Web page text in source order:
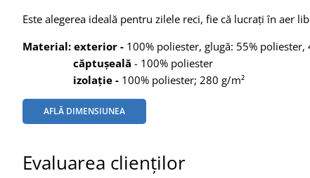
Este alegerea ideală pentru zilele reci, fie că lucrați în aer
Material: exterior - 100% poliester, glugă: 55% poliester,
căptușeală - 100% poliester
izolație - 100% poliester; 280 g/m²
AFLĂ DIMENSIUNEA
Evaluarea clienților